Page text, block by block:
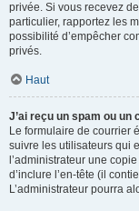
privée. Si vous recevez
particulier, rapportez les
possibilité d’empêcher
privés.
Haut
J’ai reçu un spam ou un
Le formulaire de courrier
suivre les utilisateurs qui
l’administrateur une
d’inclure l’en-tête (il
L’administrateur pourra